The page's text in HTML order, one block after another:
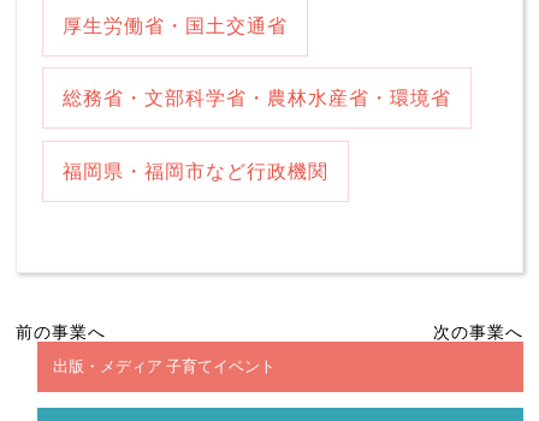
出版・メディア 子育てイベント
厚生労働省・国土交通省
総務省・文部科学省・農林水産省・環境省
福岡県・福岡市など行政機関
前の事業へ 次の事業へ